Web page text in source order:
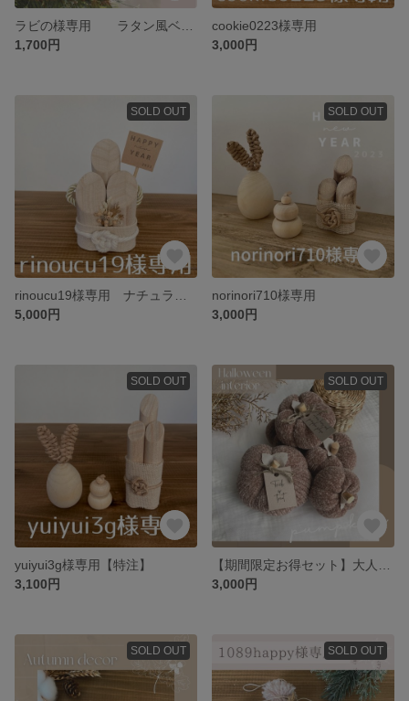
1,700円
cookie0223様専用
3,000円
SOLD OUT
5,000円
SOLD OUT
norinori710様専用
3,000円
SOLD OUT
yuiyui3g様専用【特注】
3,100円
SOLD OUT
3,000円
SOLD OUT SOLD OUT